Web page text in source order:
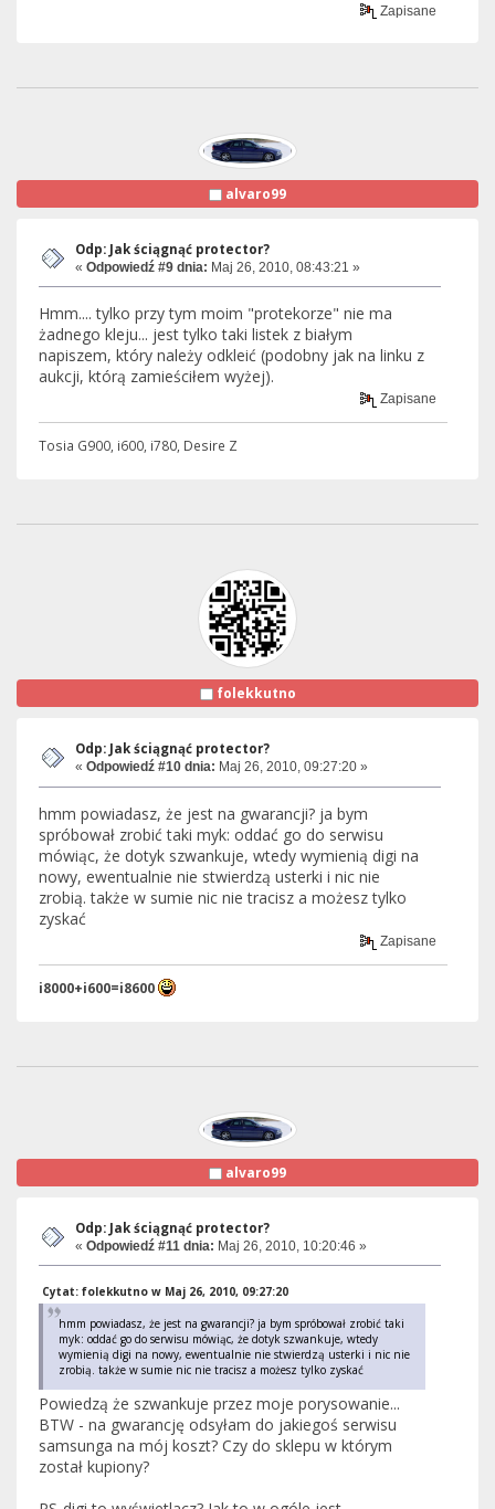
Zapisane
alvaro99
Odp: Jak ściągnąć protector?
« Odpowiedź #9 dnia: Maj 26, 2010, 08:43:21 »
Hmm.... tylko przy tym moim "protekorze" nie ma
żadnego kleju... jest tylko taki listek z białym
napiszem, który należy odkleić (podobny jak na linku z
aukcji, którą zamieściłem wyżej).
Zapisane
Tosia G900, i600, i780, Desire Z
folekkutno
Odp: Jak ściągnąć protector?
« Odpowiedź #10 dnia: Maj 26, 2010, 09:27:20 »
hmm powiadasz, że jest na gwarancji? ja bym
spróbował zrobić taki myk: oddać go do serwisu
mówiąc, że dotyk szwankuje, wtedy wymienią digi na
nowy, ewentualnie nie stwierdzą usterki i nic nie
zrobią. także w sumie nic nie tracisz a możesz tylko
zyskać
Zapisane
i8000+i600=i8600
alvaro99
Odp: Jak ściągnąć protector?
« Odpowiedź #11 dnia: Maj 26, 2010, 10:20:46 »
Cytat: folekkutno w Maj 26, 2010, 09:27:20
hmm powiadasz, że jest na gwarancji? ja bym spróbował zrobić taki
myk: oddać go do serwisu mówiąc, że dotyk szwankuje, wtedy
wymienią digi na nowy, ewentualnie nie stwierdzą usterki i nic nie
zrobią. także w sumie nic nie tracisz a możesz tylko zyskać
Powiedzą że szwankuje przez moje porysowanie...
BTW - na gwarancję odsyłam do jakiegoś serwisu
samsunga na mój koszt? Czy do sklepu w którym
został kupiony?